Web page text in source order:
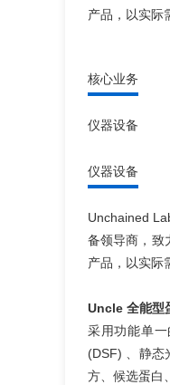
产品，以实际
核心业务
仪器设备
仪器设备
Unchained
备领导商，致
产品，以实际
Uncle 全能型
采用功能单
(DSF) 、静态
方、候选蛋白